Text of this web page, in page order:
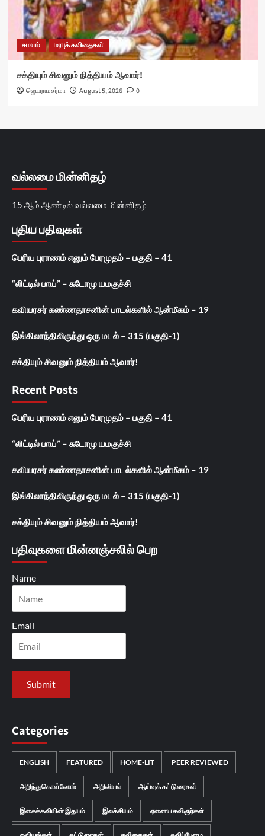
சமயம் மரபுக் கவிதைகள்
சக்தியும் சிவனும் நித்தியம் ஆவார்!
ஜெயராமசர்மா August 5, 2026 0
வல்லமை மின்னிதழ்
15 ஆம் ஆண்டில் வல்லமை மின்னிதழ்
புதிய பதிவுகள்
பெரிய புராணம் எனும் பேரமுதம் – பகுதி – 41
“லிட்டில் பாய்” – சுடோமு யமகுச்சி
கவியரசர் கண்ணதாசனின் பாடல்களில் ஆன்மீகம் – 19
இங்கிலாந்திலிருந்து ஒரு மடல் – 315 (பகுதி-1)
சக்தியும் சிவனும் நித்தியம் ஆவார்!
Recent Posts
பெரிய புராணம் எனும் பேரமுதம் – பகுதி – 41
“லிட்டில் பாய்” – சுடோமு யமகுச்சி
கவியரசர் கண்ணதாசனின் பாடல்களில் ஆன்மீகம் – 19
இங்கிலாந்திலிருந்து ஒரு மடல் – 315 (பகுதி-1)
சக்தியும் சிவனும் நித்தியம் ஆவார்!
பதிவுகளை மின்னஞ்சலில் பெற
Name
Email
Categories
ENGLISH FEATURED HOME-LIT PEER REVIEWED
அறிந்துகொள்வோம் அறிவியல் ஆய்வுக் கட்டுரைகள்
இசைக்கவியின் இதயம் இலக்கியம் ஏனைய கவிஞர்கள்